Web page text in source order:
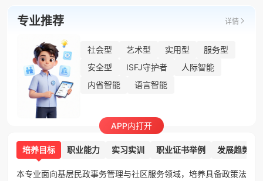
专业推荐 详情
社会型 艺术型 实用型
服务型
安全型
ISFJ守护者
人际智能
内省智能
语言智能
培养目标 职业能力 实习实训 职业证书举例 发展趋势
本专业面向基层民政事务管理与社区服务领域，培养具备政策法
APP内打开